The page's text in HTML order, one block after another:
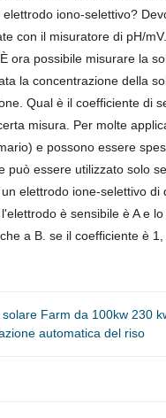
iono-selettivo?
con il misuratore di pH/
ora possibile misurare la
la concentrazione della
Qual è il coefficiente di
misura. Per molte
e possono essere
può essere utilizzato solo
elettrodo ione-selettivo
è sensibile è A e
a B. se il coefficiente è
Farm da 100kw 230
automatica del riso